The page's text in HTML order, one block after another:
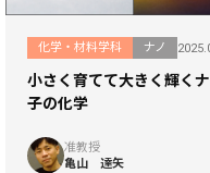
化学・材料学科 ナノ
小さく育てて大きく輝く
子の化学
准教授
亀山 達矢